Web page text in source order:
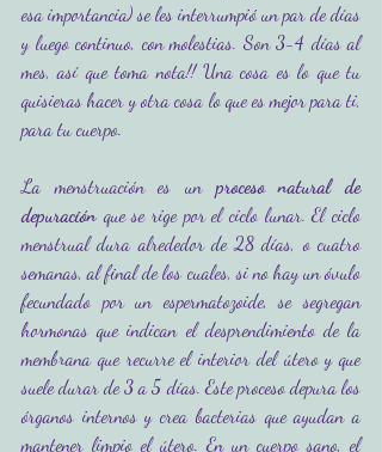
esa importancia) se les interrumpió un par de días
y luego continuo, con molestias. Son 3-4 días al
mes, así que toma nota!! Una cosa es lo que tu
quisieras hacer y otra cosa lo que es mejor para ti,
para tu cuerpo.
La menstruación es un proceso natural de
depuración que se rige por el ciclo lunar. El ciclo
menstrual dura alrededor de 28 días, o cuatro
semanas, al final de los cuales, si no hay un óvulo
fecundado por un espermatozoide, se segregan
hormonas que indican el desprendimiento de la
membrana que recurre el interior del útero y que
suele durar de 3 a 5 días. Este proceso depura los
órganos internos y crea bacterias que ayudan a
mantener limpio el útero. En un cuerpo sano, el